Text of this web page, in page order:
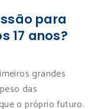
para
17 anos?
grandes
das
o próprio futuro.